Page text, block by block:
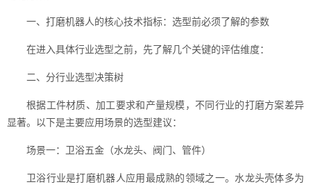
一、打磨机器人的核心技术指标：选型前必须了解的参数
在进入具体行业选型之前，先了解几个关键的评估维度：
二、分行业选型决策树
根据工件材质、加工要求和产量规模，不同行业的打磨方案差异
显著。以下是主要应用场景的选型建议：
场景一：卫浴五金（水龙头、阀门、管件）
卫浴行业是打磨机器人应用最成熟的领域之一。水龙头壳体多为